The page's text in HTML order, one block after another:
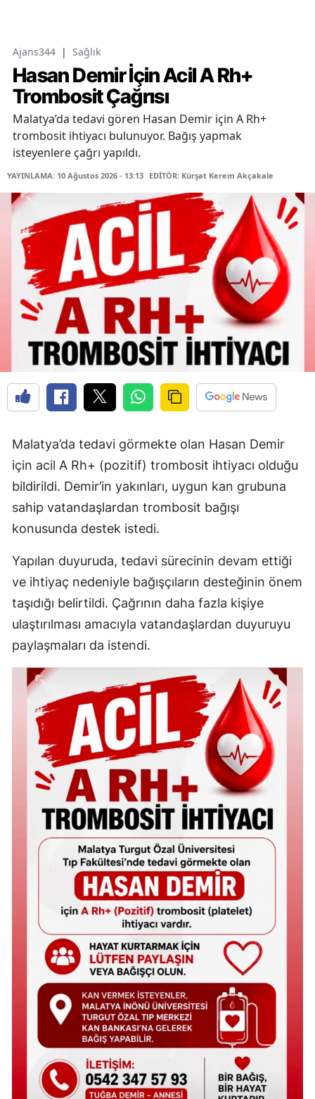
Ajans344 | Sağlık
Hasan Demir İçin Acil A Rh+
Trombosit Çağrısı
Malatya’da tedavi gören Hasan Demir için A Rh+
trombosit ihtiyacı bulunuyor. Bağış yapmak
isteyenlere çağrı yapıldı.
YAYINLAMA: 10 Ağustos 2026 - 13:13 EDİTÖR: Kürşat Kerem Akçakale
Malatya’da tedavi görmekte olan Hasan Demir
için acil A Rh+ (pozitif) trombosit ihtiyacı olduğu
bildirildi. Demir’in yakınları, uygun kan grubuna
sahip vatandaşlardan trombosit bağışı
konusunda destek istedi.
Yapılan duyuruda, tedavi sürecinin devam ettiği
ve ihtiyaç nedeniyle bağışçıların desteğinin önem
taşıdığı belirtildi. Çağrının daha fazla kişiye
ulaştırılması amacıyla vatandaşlardan duyuruyu
paylaşmaları da istendi.